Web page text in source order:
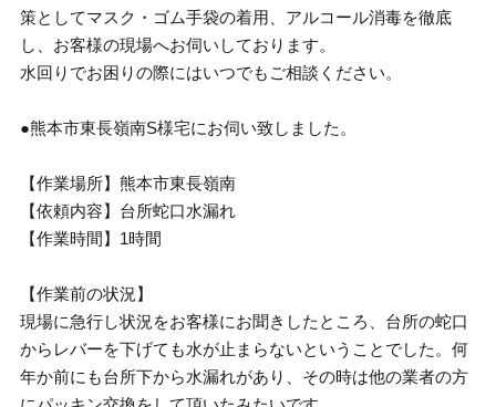
策としてマスク・ゴム手袋の着用、アルコール消毒を徹底
し、お客様の現場へお伺いしております。
水回りでお困りの際にはいつでもご相談ください。
●熊本市東長嶺南S様宅にお伺い致しました。
【作業場所】熊本市東長嶺南
【依頼内容】台所蛇口水漏れ
【作業時間】1時間
【作業前の状況】
現場に急行し状況をお客様にお聞きしたところ、台所の蛇口
からレバーを下げても水が止まらないということでした。何
年か前にも台所下から水漏れがあり、その時は他の業者の方